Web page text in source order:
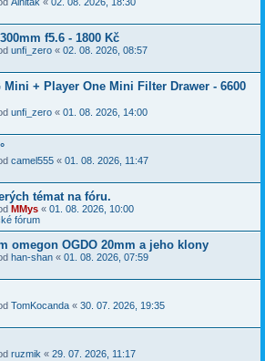
f5.6 - 1800 Kč
unfi_zero « 02. 08. 2026, 08:57
Mini + Player One Mini Filter Drawer - 6600
unfi_zero « 01. 08. 2026, 14:00
camel555 « 01. 08. 2026, 11:47
témat na fóru.
MMys « 01. 08. 2026, 10:00
fórum
omegon OGDO 20mm a jeho klony
han-shan « 01. 08. 2026, 07:59
TomKocanda « 30. 07. 2026, 19:35
ruzmik « 29. 07. 2026, 11:17